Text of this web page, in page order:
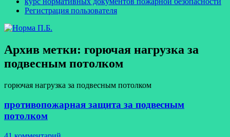
Регистрация пользователя
Архив метки: горючая нагрузка за
подвесным потолком
горючая нагрузка за подвесным потолком
противопожарная защита за подвесным
потолком